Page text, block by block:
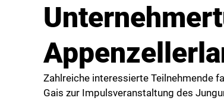
Zahlreiche interessierte Teilnehmende
Gais zur Impulsveranstaltung des